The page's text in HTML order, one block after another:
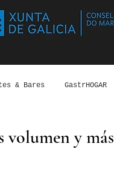
& Bares GastrHOGAR
volumen y más